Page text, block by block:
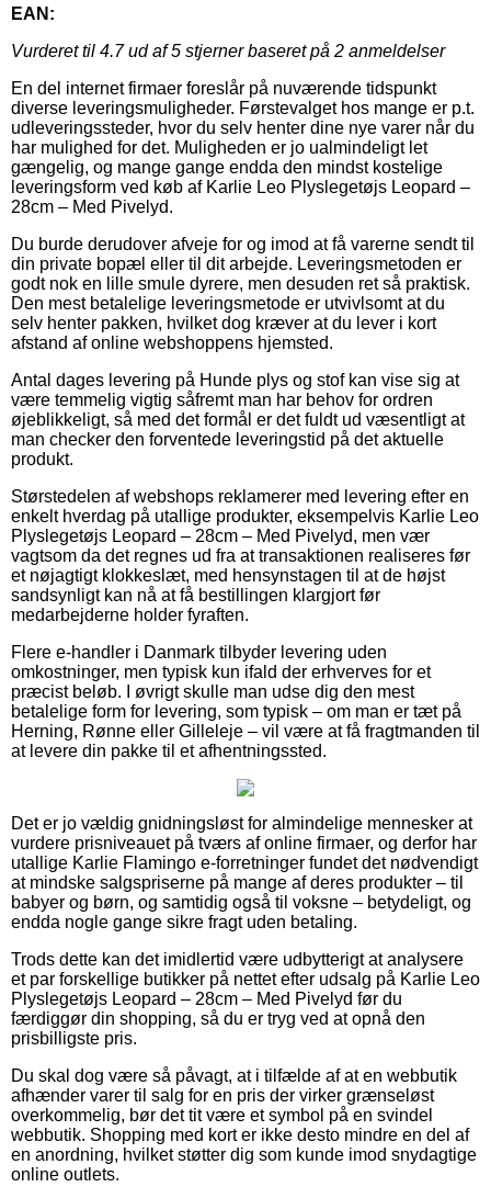
EAN:
Vurderet til 4.7ud af 5 stjerner baseret på 2 anmeldelser
En del internet firmaer foreslår på nuværende tidspunkt
diverse leveringsmuligheder. Førstevalget hos mange er p.t.
udleveringssteder, hvor du selv henter dine nye varer når du
har mulighed for det. Muligheden er jo ualmindeligt let
gængelig, og mange gange endda den mindst kostelige
leveringsform ved køb af Karlie Leo Plyslegetøjs Leopard –
28cm – Med Pivelyd.
Du burde derudover afveje for og imod at få varerne sendt til
din private bopæl eller til dit arbejde. Leveringsmetoden er
godt nok en lille smule dyrere, men desuden ret så praktisk.
Den mest betalelige leveringsmetode er utvivlsomt at du
selv henter pakken, hvilket dog kræver at du lever i kort
afstand af online webshoppens hjemsted.
Antal dages levering på Hunde plys og stof kan vise sig at
være temmelig vigtig såfremt man har behov for ordren
øjeblikkeligt, så med det formål er det fuldt ud væsentligt at
man checker den forventede leveringstid på det aktuelle
produkt.
Størstedelen af webshops reklamerer med levering efter en
enkelt hverdag på utallige produkter, eksempelvis Karlie Leo
Plyslegetøjs Leopard – 28cm – Med Pivelyd, men vær
vagtsom da det regnes ud fra at transaktionen realiseres før
et nøjagtigt klokkeslæt, med hensynstagen til at de højst
sandsynligt kan nå at få bestillingen klargjort før
medarbejderne holder fyraften.
Flere e-handler i Danmark tilbyder levering uden
omkostninger, men typisk kun ifald der erhverves for et
præcist beløb. I øvrigt skulle man udse dig den mest
betalelige form for levering, som typisk – om man er tæt på
Herning, Rønne eller Gilleleje – vil være at få fragtmanden til
at levere din pakke til et afhentningssted.
Det er jo vældig gnidningsløst for almindelige mennesker at
vurdere prisniveauet på tværs af online firmaer, og derfor har
utallige Karlie Flamingo e-forretninger fundet det nødvendigt
at mindske salgspriserne på mange af deres produkter – til
babyer og børn, og samtidig også til voksne – betydeligt, og
endda nogle gange sikre fragt uden betaling.
Trods dette kan det imidlertid være udbytterigt at analysere
et par forskellige butikker på nettet efter udsalg på Karlie Leo
Plyslegetøjs Leopard – 28cm – Med Pivelyd før du
færdiggør din shopping, så du er tryg ved at opnå den
prisbilligste pris.
Du skal dog være så påvagt, at i tilfælde af at en webbutik
afhænder varer til salg for en pris der virker grænseløst
overkommelig, bør det tit være et symbol på en svindel
webbutik. Shopping med kort er ikke desto mindre en del af
en anordning, hvilket støtter dig som kunde imod snydagtige
online outlets.